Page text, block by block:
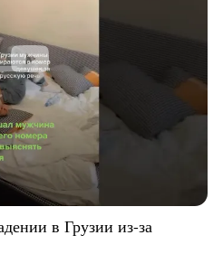
в Грузии из-за